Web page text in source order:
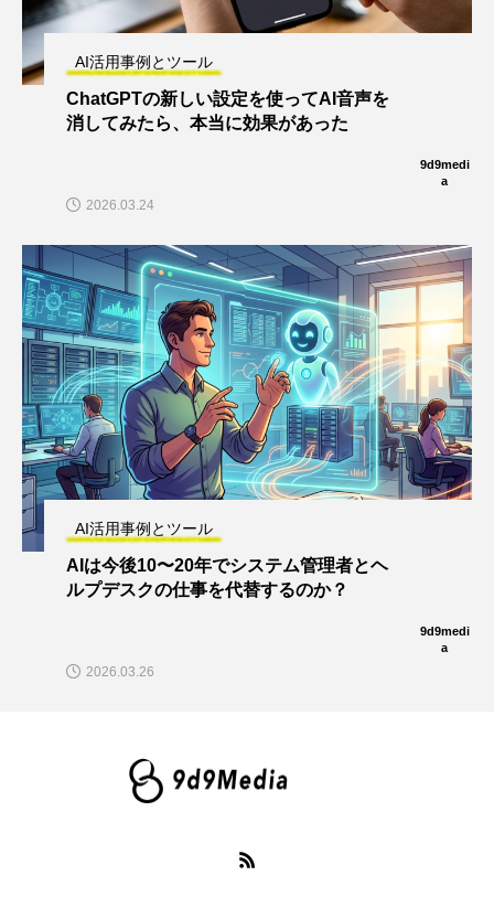
AI活用事例とツール
ChatGPTの新しい設定を使ってAI音声を
消してみたら、本当に効果があった
9d9medi
a
2026.03.24
AI活用事例とツール
AIは今後10〜20年でシステム管理者とヘ
ルプデスクの仕事を代替するのか？
9d9medi
a
2026.03.26